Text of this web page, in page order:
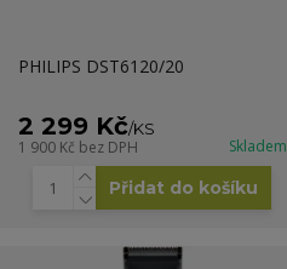
PHILIPS DST6120/20
2 299 Kč/KS
1 900 Kč bez DPH Skladem
Přidat do košíku